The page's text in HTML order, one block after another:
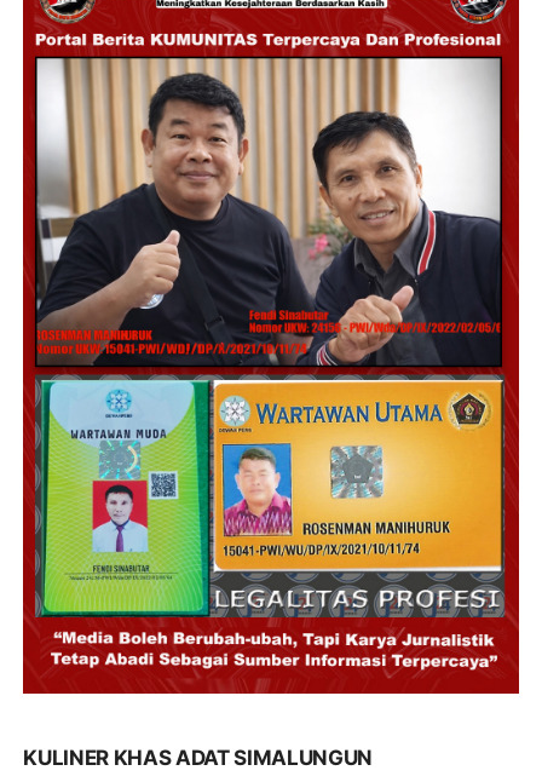
KULINER KHAS ADAT SIMALUNGUN